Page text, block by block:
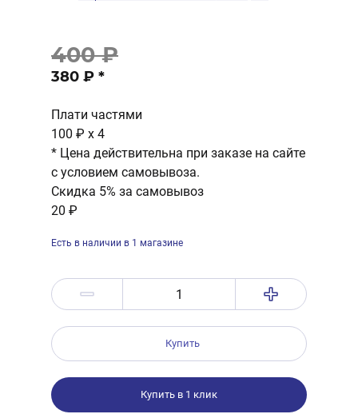
400 ₽
380 ₽ *
Плати частями
100 ₽ x 4
* Цена действительна при заказе на сайте
с условием самовывоза.
Скидка 5% за самовывоз
20 ₽
Есть в наличии в 1 магазине
Купить
Купить в 1 клик